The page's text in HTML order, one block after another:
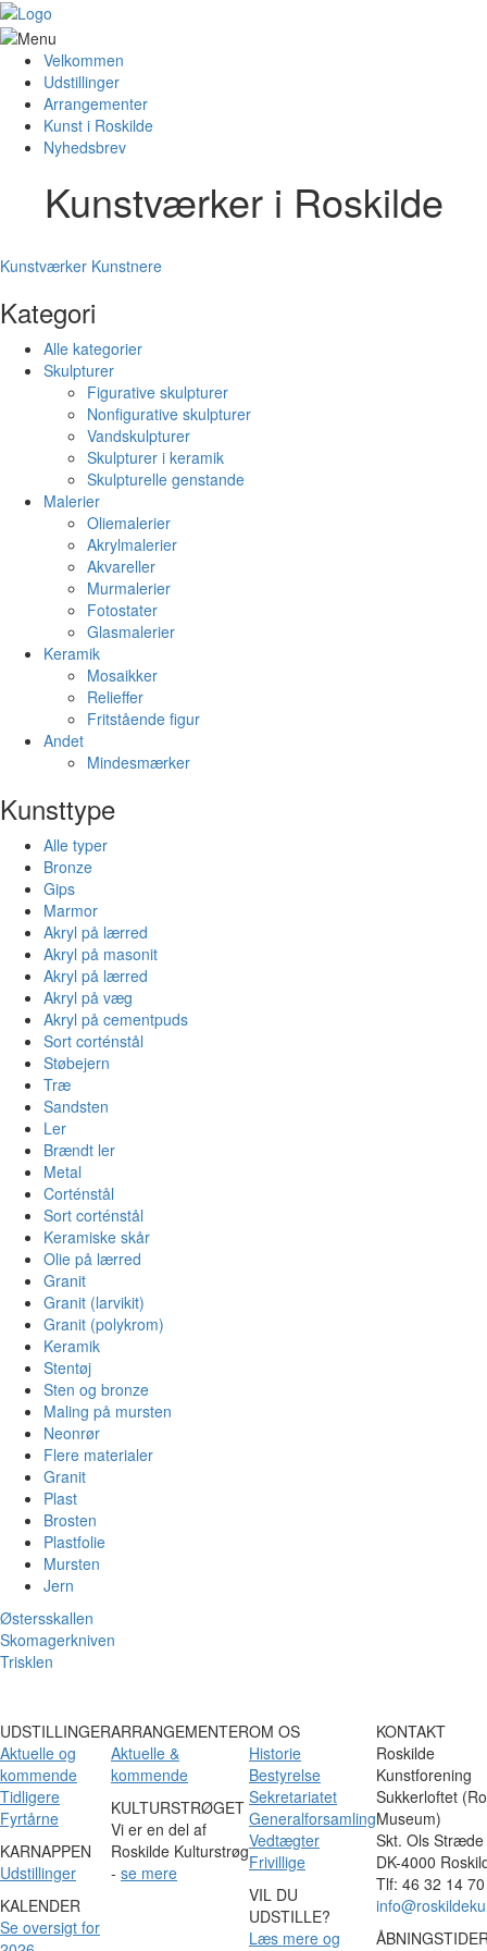
Velkommen
Udstillinger
Arrangementer
Kunst i Roskilde
Nyhedsbrev
Kunstværker i Roskilde
Kunstværker Kunstnere
Kategori
Alle kategorier
Skulpturer
Figurative skulpturer
Nonfigurative skulpturer
Vandskulpturer
Skulpturer i keramik
Skulpturelle genstande
Malerier
Oliemalerier
Akrylmalerier
Akvareller
Murmalerier
Fotostater
Glasmalerier
Keramik
Mosaikker
Relieffer
Fritstående figur
Andet
Mindesmærker
Kunsttype
Alle typer
Bronze
Gips
Marmor
Akryl på lærred
Akryl på masonit
Akryl på lærred
Akryl på væg
Akryl på cementpuds
Sort corténstål
Støbejern
Træ
Sandsten
Ler
Brændt ler
Metal
Corténstål
Sort corténstål
Keramiske skår
Olie på lærred
Granit
Granit (larvikit)
Granit (polykrom)
Keramik
Stentøj
Sten og bronze
Maling på mursten
Neonrør
Flere materialer
Granit
Plast
Brosten
Plastfolie
Mursten
Jern
Østersskallen
Skomagerkniven
Trisklen
UDSTILLINGER
Aktuelle og
kommende
Tidligere
Fyrtårne
KARNAPPEN
Udstillinger
KALENDER
Se oversigt for
ARRANGEMENTER
Aktuelle &
kommende
KULTURSTRØGET
Vi er en del af
Roskilde Kulturstrøg
- se mere
OM OS
Historie
Bestyrelse
Sekretariatet
Generalforsamling
Vedtægter
Frivillige
VIL DU
UDSTILLE?
Læs mere og
KONTAKT
Roskilde
Kunstforening
Sukkerloftet
Museum)
Skt. Ols
DK-4000
Tlf: 46 32 14 70